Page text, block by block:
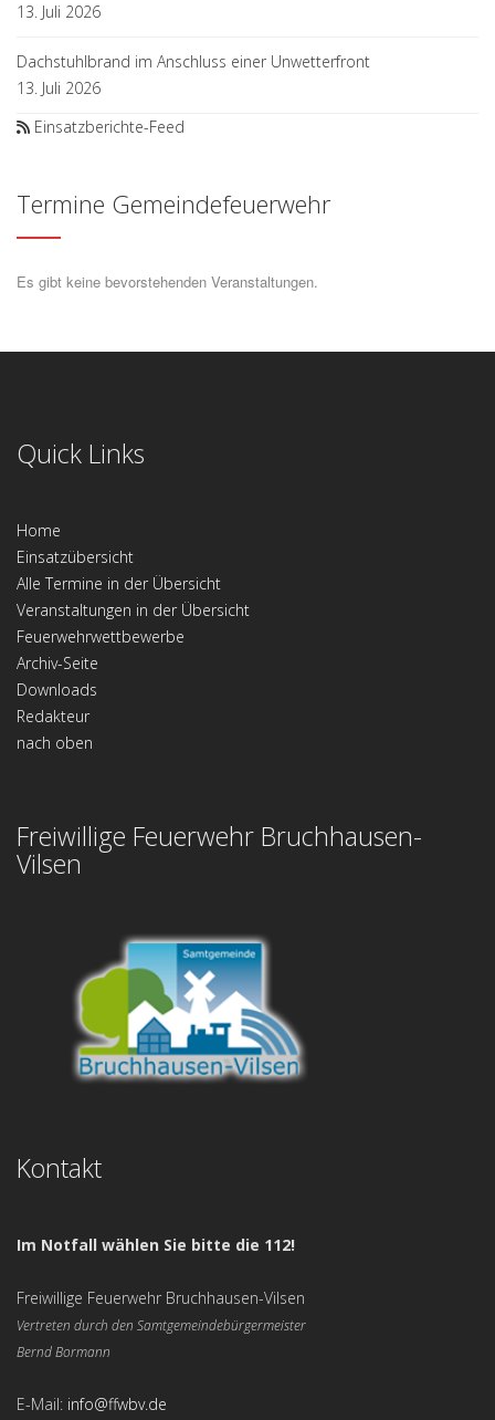
13. Juli 2026
Dachstuhlbrand im Anschluss einer Unwetterfront
13. Juli 2026
Einsatzberichte-Feed
Termine Gemeindefeuerwehr
Es gibt keine bevorstehenden Veranstaltungen.
Quick Links
Home
Einsatzübersicht
Alle Termine in der Übersicht
Veranstaltungen in der Übersicht
Feuerwehrwettbewerbe
Archiv-Seite
Downloads
Redakteur
nach oben
Freiwillige Feuerwehr Bruchhausen-
Vilsen
Kontakt
Im Notfall wählen Sie bitte die 112!
Freiwillige Feuerwehr Bruchhausen-Vilsen
Vertreten durch den Samtgemeindebürgermeister
Bernd Bormann
E-Mail: info@ffwbv.de